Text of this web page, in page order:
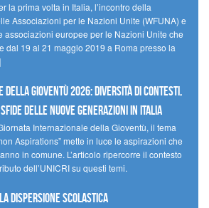
la prima volta in Italia, l’incontro della
Associazioni per le Nazioni Unite (WFUNA) e
associazioni europee per le Nazioni Unite che
dal 19 al 21 maggio 2019 a Roma presso la
DELLA GIOVENTÙ 2026: DIVERSITÀ DI CONTESTI,
DELLE NUOVE GENERAZIONI IN ITALIA
Internazionale della Gioventù, il tema
Aspirations” mette in luce le aspirazioni che
in comune. L’articolo ripercorre il contesto
dell’UNICRI su questi temi.
dispersione scolastica